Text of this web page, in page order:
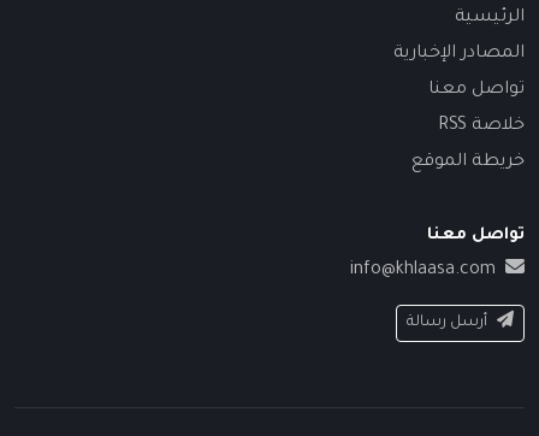
الرئيسية
المصادر الإخبارية
تواصل معنا
خلاصة RSS
خريطة الموقع
تواصل معنا
info@khlaasa.com
أرسل رسالة